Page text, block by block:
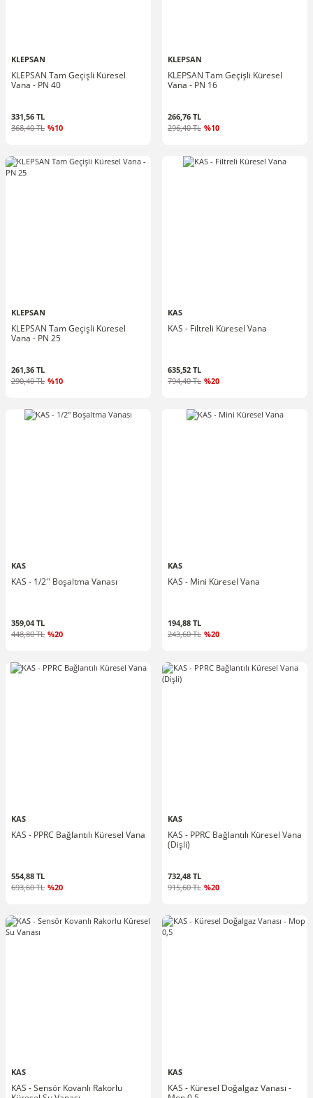
KLEPSAN
KLEPSAN Tam Geçişli Küresel
Vana - PN 40
331,56 TL
368,40 TL %10
KLEPSAN
KLEPSAN Tam Geçişli Küresel
Vana - PN 16
266,76 TL
296,40 TL %10
KLEPSAN
KLEPSAN Tam Geçişli Küresel
Vana - PN 25
261,36 TL
290,40 TL %10
KAS
KAS - Filtreli Küresel Vana
635,52 TL
794,40 TL %20
KAS
KAS - 1/2'' Boşaltma Vanası
359,04 TL
448,80 TL %20
KAS
KAS - Mini Küresel Vana
194,88 TL
243,60 TL %20
KAS
KAS - PPRC Bağlantılı Küresel Vana
554,88 TL
693,60 TL %20
KAS
KAS - PPRC Bağlantılı Küresel Vana
(Dişli)
732,48 TL
915,60 TL %20
KAS
KAS - Sensör Kovanlı Rakorlu
KAS
KAS - Küresel Doğalgaz Vanası -